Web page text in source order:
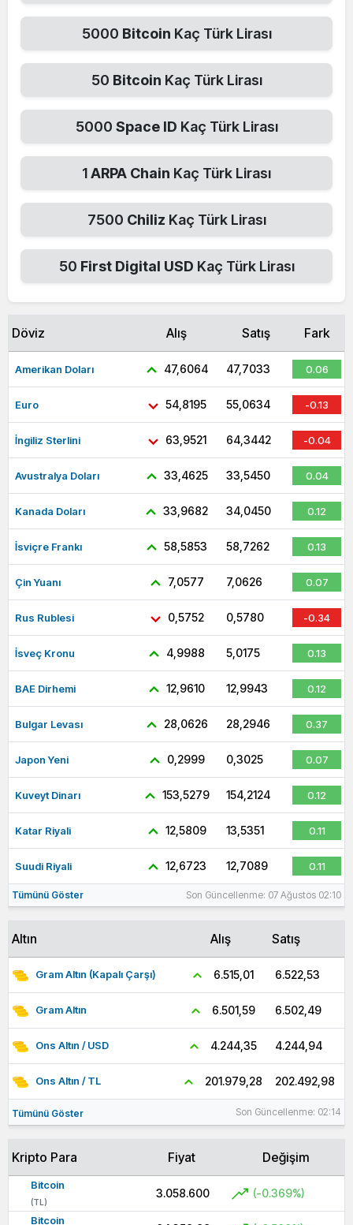
5000 Bitcoin Kaç Türk Lirası
50 Bitcoin Kaç Türk Lirası
5000 Space ID Kaç Türk Lirası
1ARPA Chain Kaç Türk Lirası
7500 Chiliz Kaç Türk Lirası
50 First Digital USD Kaç Türk Lirası
Döviz Alış Satış Fark
Amerikan Doları 47,6064 47,7033 0.06
Euro 54,8195 55,0634 -0.13
İngiliz Sterlini 63,9521 64,3442 -0.04
Avustralya Doları 33,4625 33,5450 0.04
Kanada Doları 33,9682 34,0450 0.12
İsviçre Frankı 58,5853 58,7262 0.13
Çin Yuanı 7,0577 7,0626 0.07
Rus Rublesi 0,5752 0,5780 -0.34
İsveç Kronu 4,9988 5,0175 0.13
BAE Dirhemi 12,9610 12,9943 0.12
Bulgar Levası 28,0626 28,2946 0.37
Japon Yeni 0,2999 0,3025 0.07
Kuveyt Dinarı 153,5279 154,2124 0.12
Katar Riyali 12,5809 13,5351 0.11
Suudi Riyali 12,6723 12,7089 0.11
Tümünü Göster Son Güncellenme: 07 Ağustos 02:10
Altın Alış Satış
Gram Altın (Kapalı Çarşı) 6.515,01 6.522,53
Gram Altın 6.501,59 6.502,49
Ons Altın / USD 4.244,35 4.244,94
Ons Altın / TL 201.979,28 202.492,98
Tümünü Göster Son Güncellenme: 02:14
Kripto Para Fiyat Değişim
Bitcoin
(TL)
3.058.600 (-0.369%)
Bitcoin